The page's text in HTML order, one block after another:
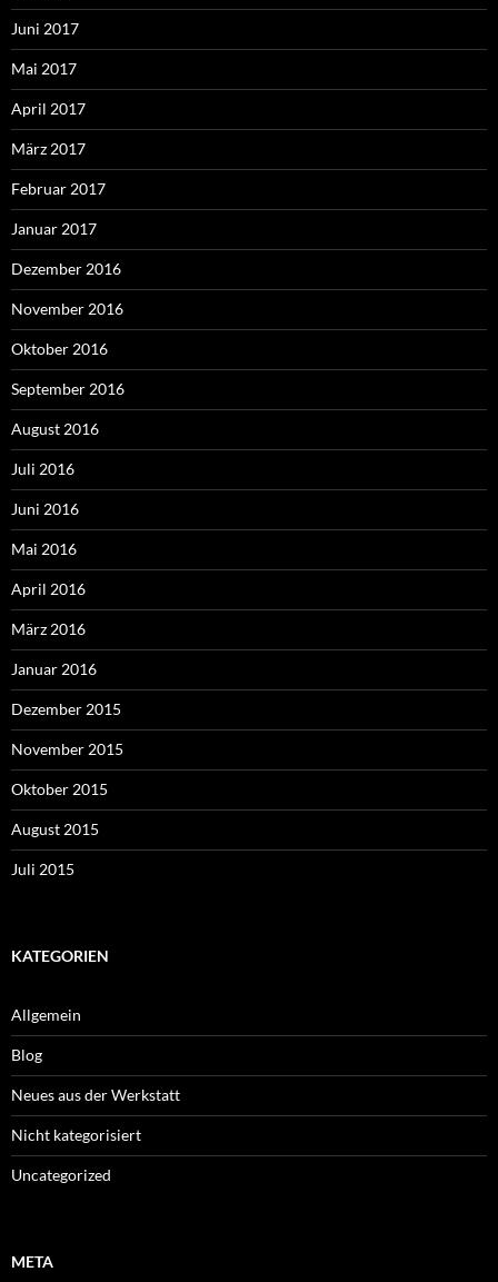
Juni 2017
Mai 2017
April 2017
März 2017
Februar 2017
Januar 2017
Dezember 2016
November 2016
Oktober 2016
September 2016
August 2016
Juli 2016
Juni 2016
Mai 2016
April 2016
März 2016
Januar 2016
Dezember 2015
November 2015
Oktober 2015
August 2015
Juli 2015
KATEGORIEN
Allgemein
Blog
Neues aus der Werkstatt
Nicht kategorisiert
Uncategorized
META